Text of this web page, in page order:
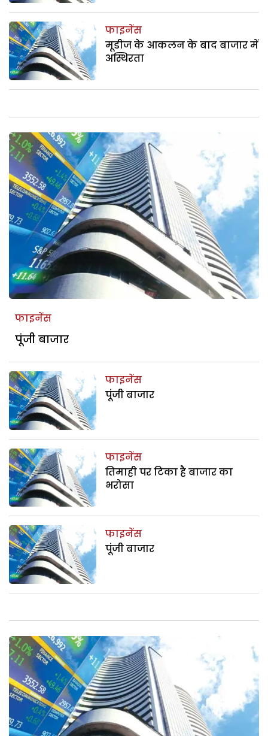
फाइनेंस
मूडीज के आकलन के बाद बाजार में
अस्थिरता
फाइनेंस
पूंजी बाजार
फाइनेंस
पूंजी बाजार
फाइनेंस
तिमाही पर टिका है बाजार का
भरोसा
फाइनेंस
पूंजी बाजार